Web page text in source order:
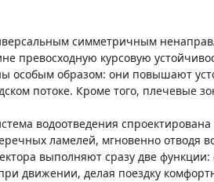
симметричным
превосходную курсовую
особым образом: они повышают
потоке. Кроме того, плечевые
водоотведения спроектирована
ламелей, мгновенно отводя
выполняют сразу две функции:
движении, делая поездку